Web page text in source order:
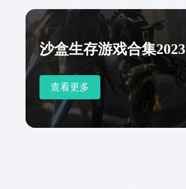
沙盒生存游戏合集2023
查看更多